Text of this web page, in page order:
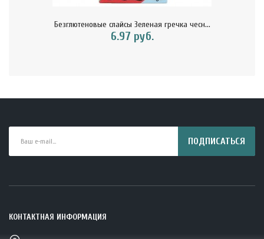
Безглютеновые слайсы Зеленая гречка чесн...
6.97 руб.
ПОДПИСАТЬСЯ
КОНТАКТНАЯ ИНФОРМАЦИЯ